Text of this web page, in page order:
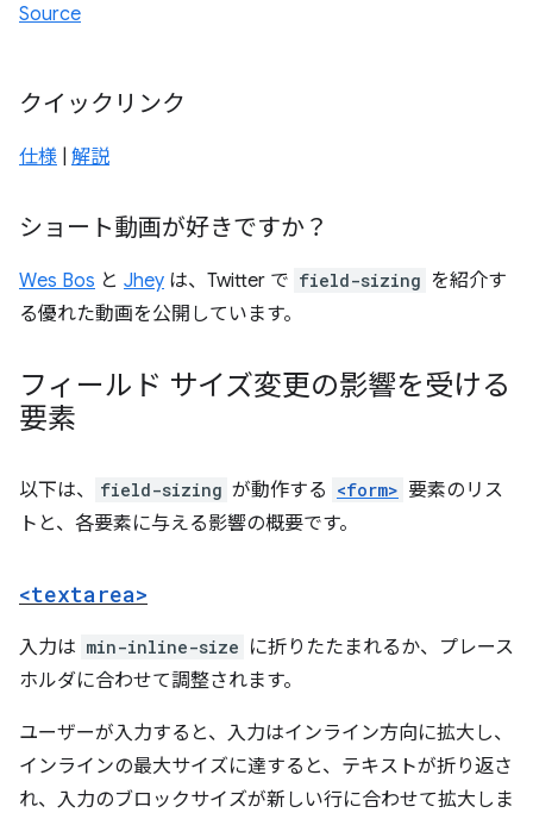
Source
クイックリンク
仕様 解説
ショート動画が好きですか？
Wes Bos と Jhey は、Twitter で field-sizing を紹介す
る優れた動画を公開しています。
フィールド サイズ変更の影響を受ける
要素
以下は、 field-sizing が動作する <form> 要素のリス
トと、各要素に与える影響の概要です。
<textarea>
入力は min-inline-size に折りたたまれるか、プレース
ホルダに合わせて調整されます。
ユーザーが入力すると、入力はインライン方向に拡大し、
インラインの最大サイズに達すると、テキストが折り返さ
れ、入力のブロックサイズが新しい行に合わせて拡大しま